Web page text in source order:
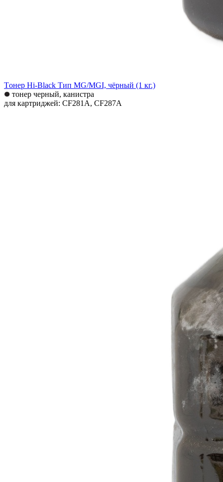
Tонер Hi-Black Тип MG/MGI, чёрный (1 кг.)
тонер черный, канистра
для картриджей: CF281A, CF287A